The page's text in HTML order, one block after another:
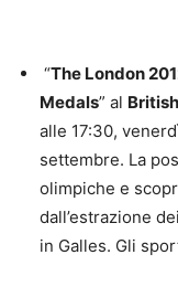
“The London
Medals” al
alle 17:30,
settembre. La
olimpiche e
dall’estrazione
in Galles. Gli